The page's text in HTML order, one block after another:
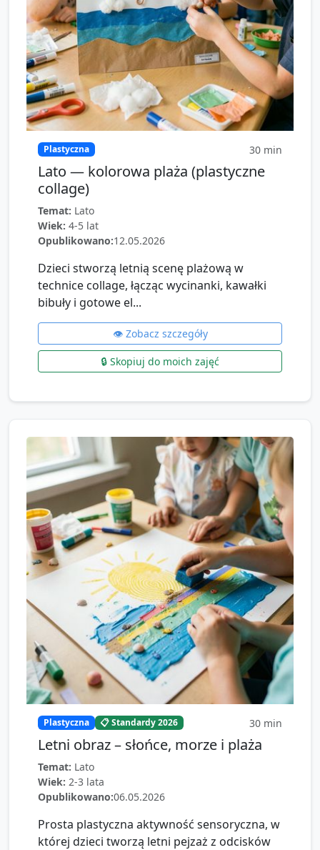
Plastyczna 30 min
Lato — kolorowa plaża (plastyczne
collage)
Temat: Lato
Wiek: 4-5 lat
Opublikowano:12.05.2026
Dzieci stworzą letnią scenę plażową w
technice collage, łącząc wycinanki, kawałki
bibuły i gotowe el...
👁️ Zobacz szczegóły
🔒 Skopiuj do moich zajęć
Plastyczna 📋 Standardy 2026 30 min
Letni obraz – słońce, morze i plaża
Temat: Lato
Wiek: 2-3 lata
Opublikowano:06.05.2026
Prosta plastyczna aktywność sensoryczna, w
której dzieci tworzą letni pejzaż z odcisków